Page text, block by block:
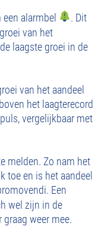
alarmbel
. Dit
van het
laagste groei in de
van het aandeel
het laagterecord
vergelijkbaar met
melden. Zo nam het
toe en is het aandeel
Een
wel zijn in de
graag weer mee.